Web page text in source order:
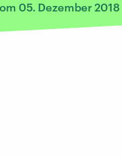
05. Dezember 2018